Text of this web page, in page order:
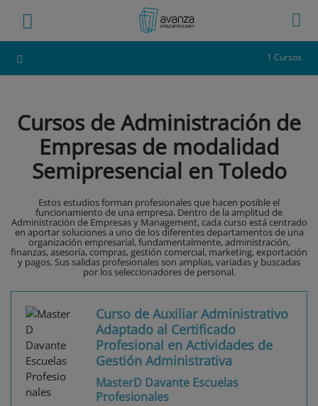
1 Cursos
Cursos de Administración de
Empresas de modalidad
Semipresencial en Toledo
Estos estudios forman profesionales que hacen posible el
funcionamiento de una empresa. Dentro de la amplitud de
Administración de Empresas y Management, cada curso está centrado
en aportar soluciones a uno de los diferentes departamentos de una
organización empresarial, fundamentalmente, administración,
finanzas, asesoría, compras, gestión comercial, marketing, exportación
y pagos. Sus salidas profesionales son amplias, variadas y buscadas
por los seleccionadores de personal.
Curso de Auxiliar Administrativo
Adaptado al Certificado
Profesional en Actividades de
Gestión Administrativa
MasterD Davante Escuelas
Profesionales